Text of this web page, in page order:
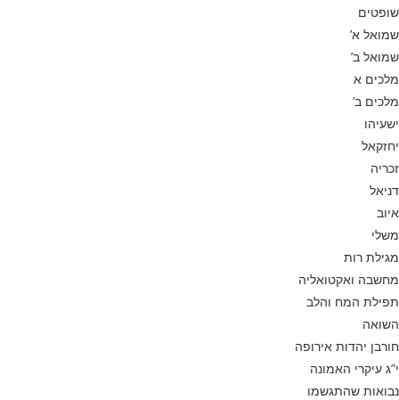
שופטים
שמואל א’
שמואל ב’
מלכים א
מלכים ב’
ישעיהו
יחזקאל
זכריה
דניאל
איוב
משלי
מגילת רות
מחשבה ואקטואליה
תפילת המח והלב
השואה
חורבן יהדות אירופה
י”ג עיקרי האמונה
נבואות שהתגשמו